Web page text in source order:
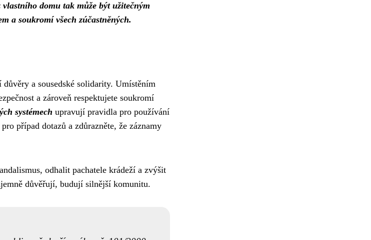
domu tak může být užitečným
a soukromí všech zúčastněných.
a sousedské solidarity. Umístěním
a zároveň respektujete soukromí
systémech upravují pravidla pro používání
případ dotazů a zdůrazněte, že záznamy
odhalit pachatele krádeží a zvýšit
důvěřují, budují silnější komunitu.